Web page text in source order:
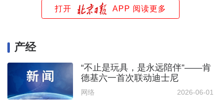
打开 APP 阅读更多
产经
“不止是玩具，是永远陪伴”——肯
德基六一首次联动迪士尼
网络 2026-06-01